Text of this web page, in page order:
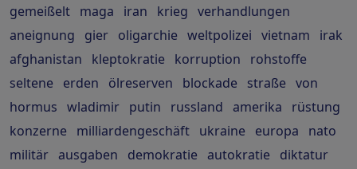
gemeißelt maga iran krieg verhandlungen
aneignung
gier oligarchie weltpolizei vietnam
irak
afghanistan
kleptokratie korruption
rohstoffe
seltene
erden ölreserven blockade straße von
hormus wladimir putin russland amerika
rüstung
konzerne
milliardengeschäft ukraine europa
nato
militär ausgaben demokratie autokratie
diktatur